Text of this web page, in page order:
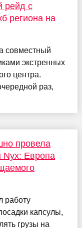
рейд с
региона на
совместный
экстренных
центра.
раз,
провела
Nyx: Европа
работу
капсулы,
грузы на